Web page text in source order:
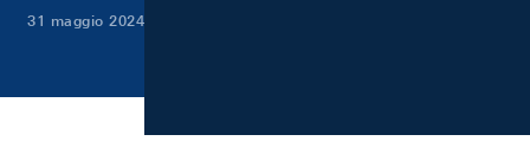
31 maggio 2024